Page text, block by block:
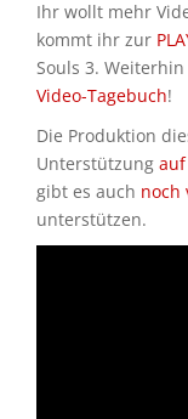
Ihr wollt mehr
kommt ihr zur
Souls 3.
Video-Tagebuch!
Die Produktion
Unterstützung
gibt es auch noch
unterstützen.